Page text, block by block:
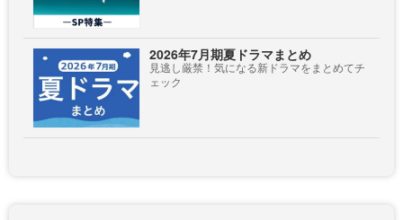
2026年7月期夏ドラマまとめ
見逃し厳禁！気になる新ドラマをまとめてチ
ェック